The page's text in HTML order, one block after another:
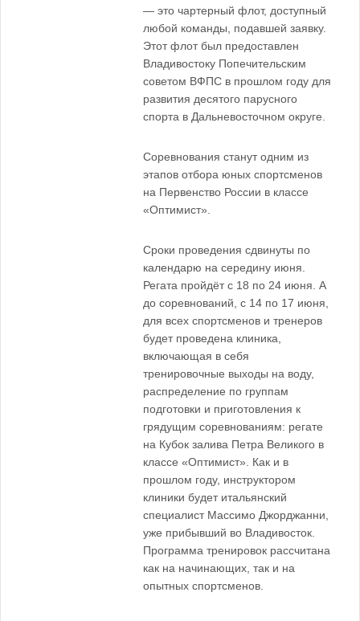
— это чартерный флот, доступный
любой команды, подавшей заявку.
Этот флот был предоставлен
Владивостоку Попечительским
советом ВФПС в прошлом году для
развития десятого парусного
спорта в Дальневосточном округе.
Соревнования станут одним из
этапов отбора юных спортсменов
на Первенство России в классе
«Оптимист».
Сроки проведения сдвинуты по
календарю на середину июня.
Регата пройдёт с 18 по 24 июня. А
до соревнований, с 14 по 17 июня,
для всех спортсменов и тренеров
будет проведена клиника,
включающая в себя
тренировочные выходы на воду,
распределение по группам
подготовки и приготовления к
грядущим соревнованиям: регате
на Кубок залива Петра Великого в
классе «Оптимист». Как и в
прошлом году, инструктором
клиники будет итальянский
специалист Массимо Джорджанни,
уже прибывший во Владивосток.
Программа тренировок рассчитана
как на начинающих, так и на
опытных спортсменов.